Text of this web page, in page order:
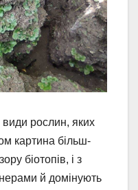
види рослин, яких
картина більш-
біотопів, і з
й домінують